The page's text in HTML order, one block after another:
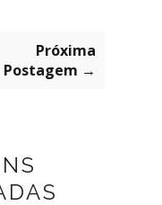
Próxima
Postagem →